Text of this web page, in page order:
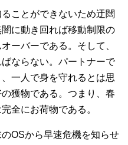
ことができないため迂闊
に動き回れば移動制限の
ーバーである。そして、
ならない。パートナーで
一人で身を守れるとは思
獲物である。つまり、春
全にお荷物である。
OSから早速危機を知らせ